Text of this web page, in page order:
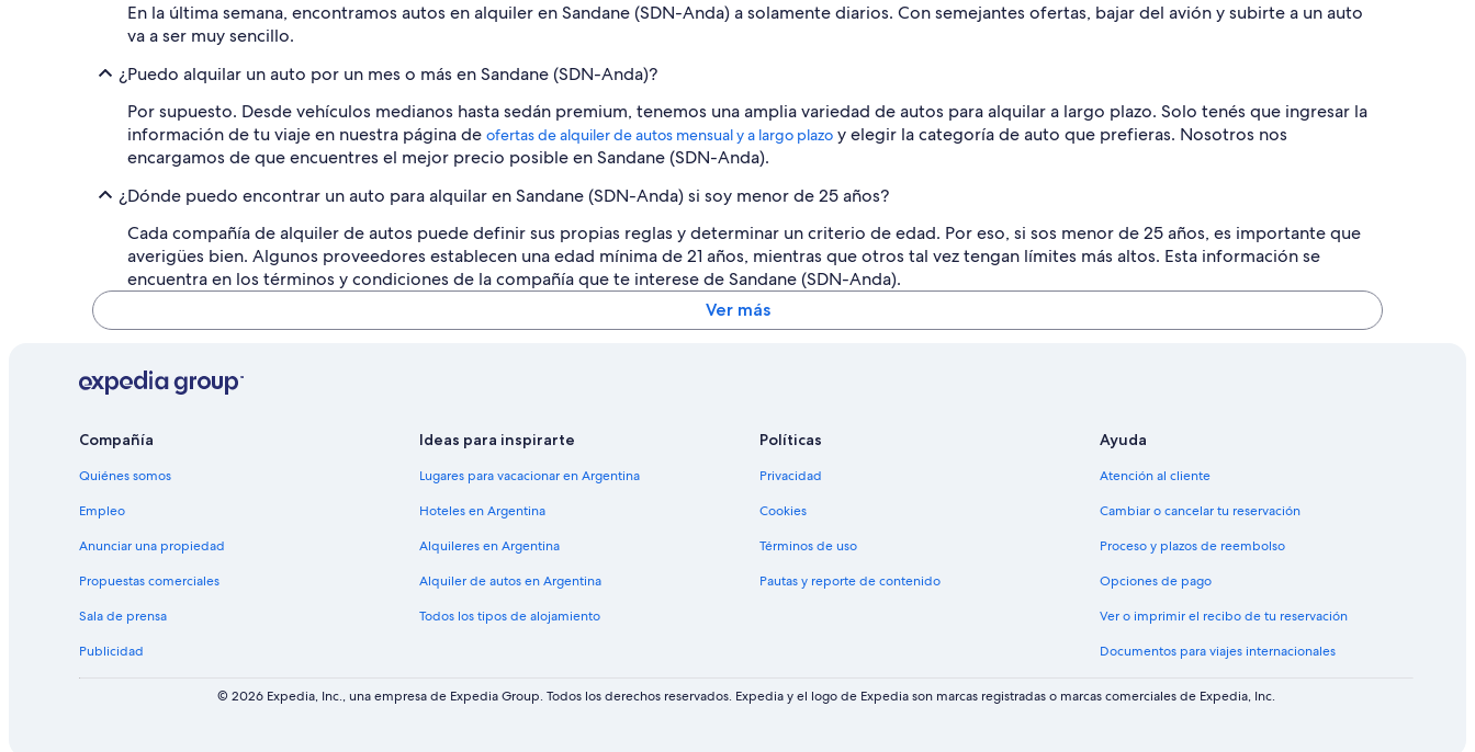
En la última semana, encontramos autos en alquiler en Sandane (SDN-Anda) a solamente diarios. Con semejantes ofertas, bajar del avión y subirte a un auto
va a ser muy sencillo.
¿Puedo alquilar un auto por un mes o más en Sandane (SDN-Anda)?
Por supuesto. Desde vehículos medianos hasta sedán premium, tenemos una amplia variedad de autos para alquilar a largo plazo. Solo tenés que ingresar la
información de tu viaje en nuestra página de ofertas de alquiler de autos mensual y a largo plazo y elegir la categoría de auto que prefieras. Nosotros nos
encargamos de que encuentres el mejor precio posible en Sandane (SDN-Anda).
¿Dónde puedo encontrar un auto para alquilar en Sandane (SDN-Anda) si soy menor de 25 años?
Cada compañía de alquiler de autos puede definir sus propias reglas y determinar un criterio de edad. Por eso, si sos menor de 25 años, es importante que
averigües bien. Algunos proveedores establecen una edad mínima de 21 años, mientras que otros tal vez tengan límites más altos. Esta información se
encuentra en los términos y condiciones de la compañía que te interese de Sandane (SDN-Anda).
Ver más
Compañía
Quiénes somos
Empleo
Anunciar una propiedad
Propuestas comerciales
Sala de prensa
Publicidad
Ideas para inspirarte
Lugares para vacacionar en Argentina
Hoteles en Argentina
Alquileres en Argentina
Alquiler de autos en Argentina
Todos los tipos de alojamiento
Políticas
Privacidad
Cookies
Términos de uso
Pautas y reporte de contenido
Ayuda
Atención al cliente
Cambiar o cancelar tu reservación
Proceso y plazos de reembolso
Opciones de pago
Ver o imprimir el recibo de tu reservación
Documentos para viajes internacionales
© 2026 Expedia, Inc., una empresa de Expedia Group. Todos los derechos reservados. Expedia y el logo de Expedia son marcas registradas o marcas comerciales de Expedia, Inc.